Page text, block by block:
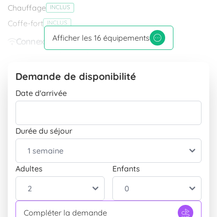
Chauffage INCLUS
Coffe-fort INCLUS
Connexion Internet
Équipement
Télévision INCLUS
Animaux bienvenus
Sports et activités récréatives
Parasol et chaises longues
Extérieur
Terrasse
Parking couvert INCLUS
Afficher les 16 équipements
Demande de disponibilité
Date d'arrivée
Durée du séjour
Adultes Enfants
Compléter la demande